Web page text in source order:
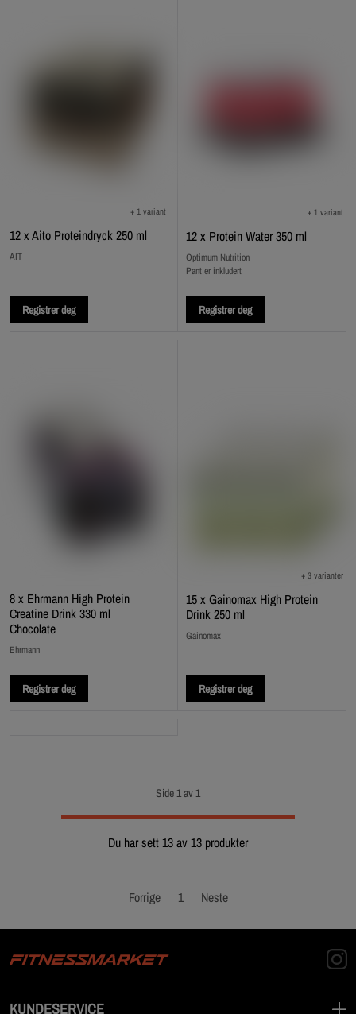
12 x Aito Proteindryck 250 ml
+ 1 variant
AIT
Registrer deg
12 x Protein Water 350 ml
+ 1 variant
Optimum Nutrition
Pant er inkludert
Registrer deg
8 x Ehrmann High Protein
Creatine Drink 330 ml
Chocolate
Ehrmann
Registrer deg
15 x Gainomax High Protein
Drink 250 ml
+ 3 varianter
Gainomax
Registrer deg
Side 1 av 1
Du har sett 13 av 13 produkter
Forrige 1 Neste
KUNDESERVICE